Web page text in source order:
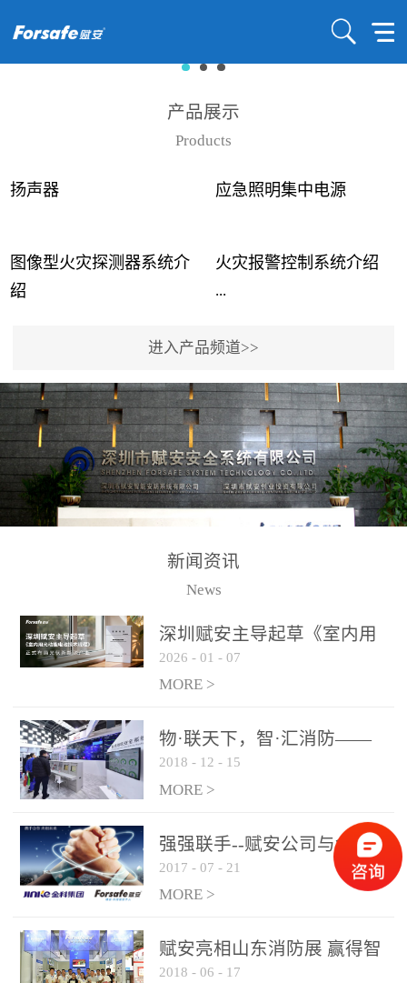
产品展示
Products
扬声器 应急照明集中电源
图像型火灾探测器系统介
绍
...
事故频发，传统的火灾探
测方法已无法满足要求。
尤其是目前众多的大型影
剧院、会议展览中心、体
育馆、大型仓库和隧道空
间等，其建筑结构特殊、
火灾隐患多。一旦发生火
传统的火灾关测器无法被
及时缺发，不能及早发现
和有效扑救火火，这不仅
力和闲难，同时也将造成
巨大的经济损失和社会影
响，基至还会造成人员伤
亡。图像型火灾探测器正
是针对这种高大空间建筑
物的消防设施、设备通过
现场图像的实时获取、预
处理和特征提取分析，实
现火焰的跟踪和识别。能
更早的进行预警，达到早
报早防的效果。 系统构
火灾报警控制系统介绍
...
用了具有仲裁机制和冗余
校验的总线传输技术、线
路状态检测与保护技术、
后向光电感烟探测技术、
高可靠的系统抗干扰技术
等多项专利技术和专有技
警领域三十多年技术积累
和工程实践的结晶。
进入产品频道>>
新闻资讯
News
深圳赋安主导起草《室内用
光动能电池技术规程》 正式
布局光伏新能源产业
2026 - 01 - 07
MORE >
物·联天下，智·汇消防——
赋安F&S 2018上海消防展圆
满落幕
2018 - 12 - 15
MORE >
强强联手--赋安公司与金科
集团达成战略合作协议
2017 - 07 - 21
MORE >
赋安亮相山东消防展 赢得智
慧消防新荣耀
2018 - 06 - 17